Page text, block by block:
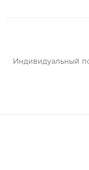
Индивидуальный